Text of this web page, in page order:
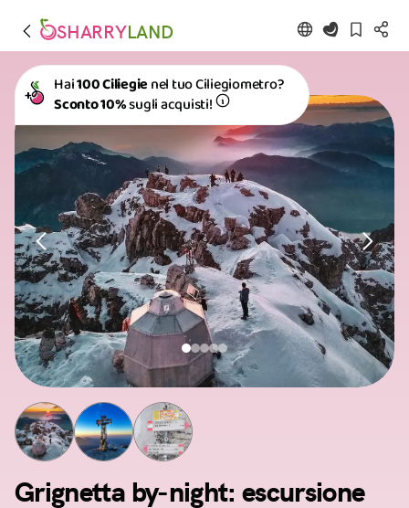
SHARRYLAND
Hai100 Ciliegienel tuo Ciliegiometro?
Sconto 10%sugli acquisti!
Grignetta by-night: escursione